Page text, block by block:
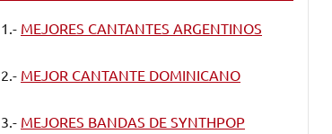
1.- MEJORES CANTANTES ARGENTINOS
2.- MEJOR CANTANTE DOMINICANO
3.- MEJORES BANDAS DE SYNTHPOP